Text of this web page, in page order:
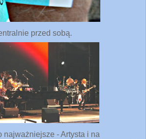
przed sobą.
najważniejsze - Artysta i na